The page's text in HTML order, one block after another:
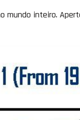
mundo inteiro.